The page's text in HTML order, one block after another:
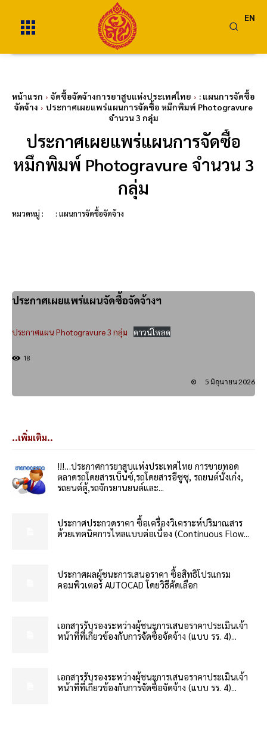
EN
หน้าแรก จัดซื้อจัดจ้างการยาสูบแห่งประเทศไทย
: แผนการจัดซื้อ
จัดจ้าง
ประกาศเผยแพร่แผนการจัดซื้อ หมึกพิมพ์ Photogravure
จำนวน 3 กลุ่ม
ประกาศเผยแพร่แผนการจัดซื้อ
หมึกพิมพ์ Photogravure จำนวน 3
กลุ่ม
หมวดหมู่ : : แผนการจัดซื้อจัดจ้าง
ประกาศเผยแพร่แผนจัดซื้อจัดจ้างฯ
ประกาศแผน Photogravure 3 กลุ่ม ดาวน์โหลด
18
5 มิถุนายน 2026
..เพิ่มเติม..
!!!…ประกาศการยาสูบแห่งประเทศไทย การขายทอด
ตลาดรถโดยสารเบ็นซ์,รถโดยสารอีซูซุ, รถยนต์นั่งเก๋ง,
รถยนต์ตู้,รถจักรยานยนต์และ...
ประกาศประกวดราคา ซื้อเครื่องวิเคราะห์ปริมาณสาร
ด้วยเทคนิคการไหลแบบต่อเนื่อง (Continuous Flow...
ประกาศผลผู้ชนะการเสนอราคา ซื้อสิทธิโปรแกรม
คอมพิวเตอร์ AUTOCAD โดยวิธีคัดเลือก
เอกสารรับรองระหว่างผู้ชนะการเสนอราคาประเมินเจ้า
หน้าที่ที่เกี่ยวข้องกับการจัดซื้อจัดจ้าง (แบบ รร. 4)...
เอกสารรับรองระหว่างผู้ชนะการเสนอราคาประเมินเจ้า
หน้าที่ที่เกี่ยวข้องกับการจัดซื้อจัดจ้าง (แบบ รร. 4)...